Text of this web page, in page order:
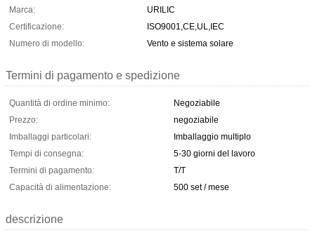
Marca:
URILIC
Certificazione:
ISO9001,CE,UL,IEC
Numero di modello:
Vento e sistema solare
Termini di pagamento e spedizione
Quantità di ordine minimo:
Negoziabile
Prezzo:
negoziabile
Imballaggi particolari:
Imballaggio multiplo
Tempi di consegna:
5-30 giorni del lavoro
Termini di pagamento:
T/T
Capacità di alimentazione:
500 set / mese
descrizione